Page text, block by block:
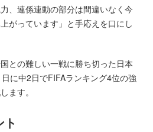
、連係連動の部分は間違いなく今
がっています」と手応えを口にし
との難しい一戦に勝ち切った日本
に中2日でFIFAランキング4位の強
ます。